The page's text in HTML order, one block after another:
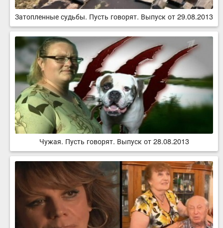
Затопленные судьбы. Пусть говорят. Выпуск от 29.08.2013
Чужая. Пусть говорят. Выпуск от 28.08.2013